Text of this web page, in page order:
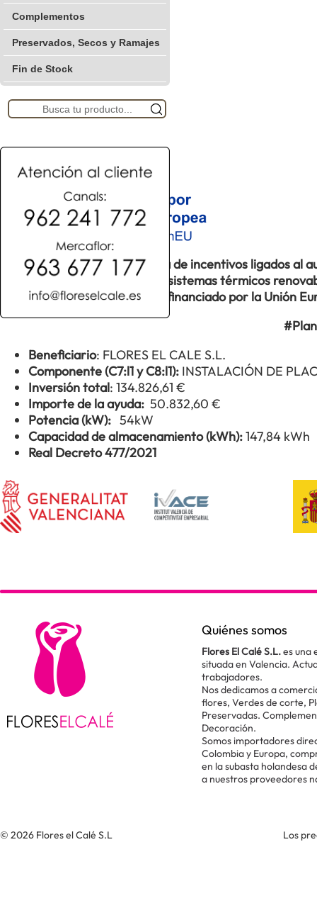
Complementos
Preservados, Secos y Ramajes
Fin de Stock
Proyecto acogido al programa de incentivos ligados
así como a la implantación de sistemas térmicos
Transformación y Resiliencia, financiado por la Unión
Beneficiario: FLORES EL CALE S.L.
Componente (C7:l1 y C8:l1): INSTALACIÓN DE
Inversión total: 134.826,61 €
Importe de la ayuda: 50.832,60 €
Potencia (kW): 54kW
Capacidad de almacenamiento (kWh):147,84 kWh
Real Decreto 477/2021
Quiénes somos
Flores El Calé S.L.es una
situada en Valencia.
trabajadores.
Nos dedicamos a
flores, Verdes de corte,
Preservadas.
Decoración.
Somos importadores
Colombia y Europa,
en la subasta holandesa
a nuestros proveedores
© 2026 Flores el Calé S.L Los